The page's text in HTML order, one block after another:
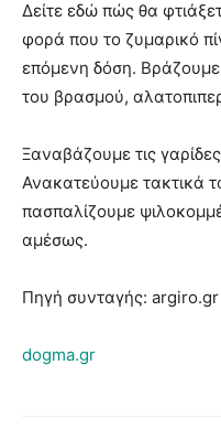
Δείτε εδώ πώς θα
φορά που το ζυμαρικό
επόμενη δόση. Βράζουμε
του βρασμού,
Ξαναβάζουμε τις
Ανακατεύουμε τακτικά
πασπαλίζουμε
αμέσως.
Πηγή συνταγής: argiro.gr
dogma.gr